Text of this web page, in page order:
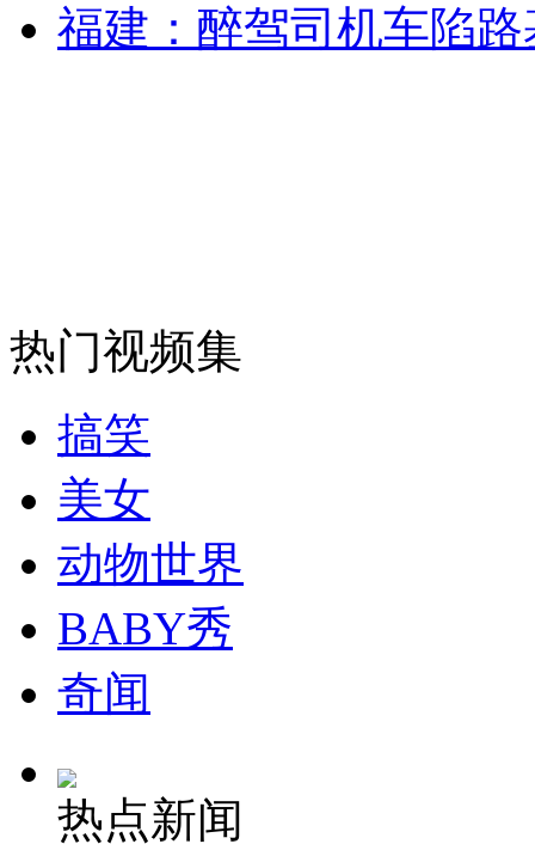
外交部：有关国家言论片面不公正
消防员救轻生者 花炮节热闹非凡
纽约上演“枕头大战”
司机酒驾遇交警 急速倒车逃窜
福建：醉驾司机车陷
热门视频集
搞笑
美女
动物世界
BABY秀
奇闻
热点新闻